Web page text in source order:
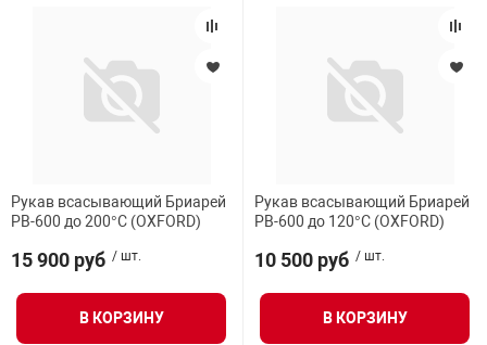
Рукав всасывающий Бриарей
РВ-600 до 200°С (OXFORD)
15 900 руб / шт.
В КОРЗИНУ
Рукав всасывающий Бриарей
РВ-600 до 120°С (OXFORD)
10 500 руб / шт.
В КОРЗИНУ